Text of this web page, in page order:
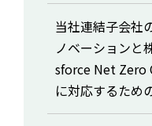
当社連結子会社
ノベーションと
sforce Net Zero
に対応するため